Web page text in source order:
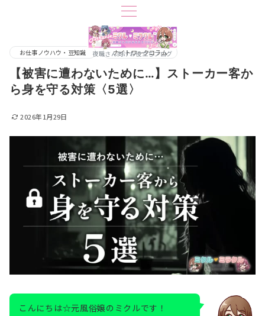
夜職さん向けお役立ちブログ
お仕事ノウハウ・豆知識 ナイトワークコラム
【被害に遭わないために…】ストーカー客か
ら身を守る対策〈5選〉
2026年1月29日
こんにちは☆元風俗嬢のミクルです！